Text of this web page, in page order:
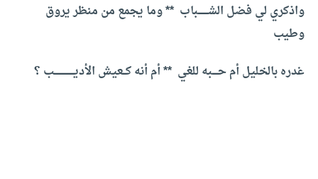
واذكري لي فضل الشـــــــباب **وما يجمع من منظر يروق
وطيب
غدره بالخليل أم حــــبه للغي **أم أنه كــعيش الأديــــــــــــــب ؟